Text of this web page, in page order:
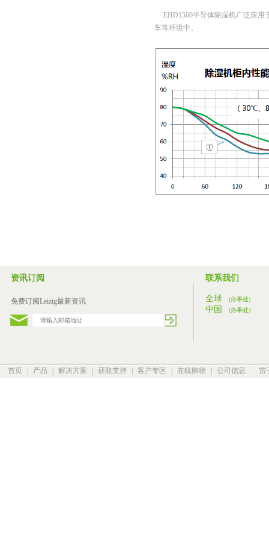
EHD1500半导体除湿机广泛应用
车等环境中。
资讯订阅
免费订阅Leizig最新资讯
联系我们
全球 (办事处)
中国 (办事处)
首页 产品 解决方案 获取支持 客户专区 在线购物 公司信息 雷